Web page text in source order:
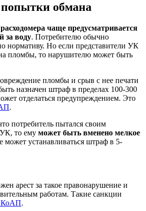
обмана
чаще предусматривается
за воду. Потребителю обычно
нормативу. Но если представители УК
пломбы, то нарушителю может быть
пломбы и срыв с нее печати
назначен штраф в пределах 100-300
отделаться предупреждением. Это
.
потребитель пытался своим
то ему может быть вменено мелкое
может устанавливаться штраф в 5-
арест за такое правонарушение и
работам. Такие санкции
КоАП.